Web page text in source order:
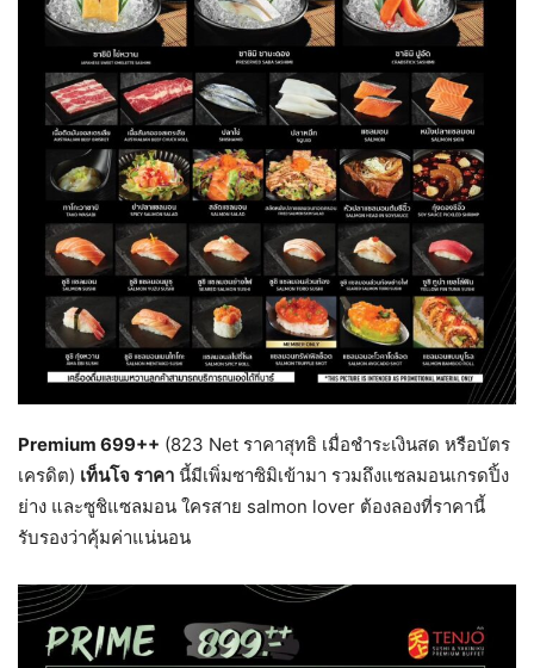
Premium 699++ (823 Net ราคาสุทธิ เมื่อชำระเงินสด หรือบัตร
เครดิต) เท็นโจ ราคา นี้มีเพิ่มซาซิมิเข้ามา รวมถึงแซลมอนเกรดปิ้ง
ย่าง และซูชิแซลมอน ใครสาย salmon lover ต้องลองที่ราคานี้
รับรองว่าคุ้มค่าแน่นอน